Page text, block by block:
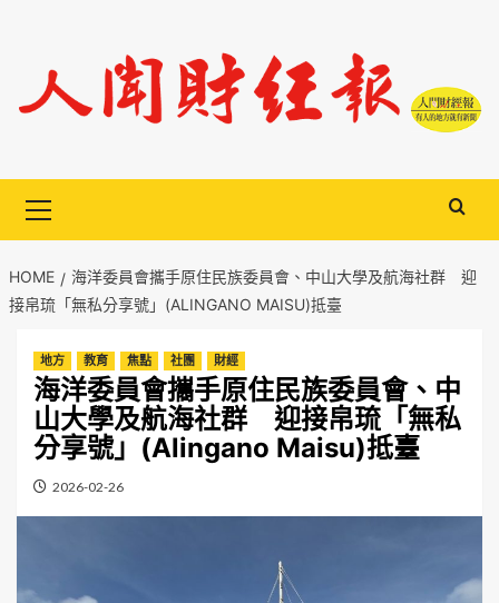
content
Menu
HOME
海洋委員會攜手原住民族委員會、中山大學及航海社群 迎
接帛琉「無私分享號」(ALINGANO MAISU)抵臺
地方 教育 焦點 社團 財經
海洋委員會攜手原住民族委員會、中
山大學及航海社群 迎接帛琉「無私
分享號」(Alingano Maisu)抵臺
2026-02-26